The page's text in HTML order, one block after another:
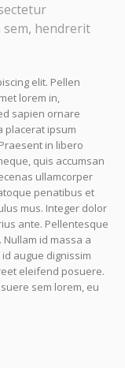
sem, hendrerit
elit. Pellen
lorem in,
sapien ornare
placerat ipsum
in libero
quis accumsan
ullamcorper
penatibus et
mus. Integer dolor
ante. Pellentesque
id massa a
augue dignissim
eleifend posuere.
sem lorem, eu